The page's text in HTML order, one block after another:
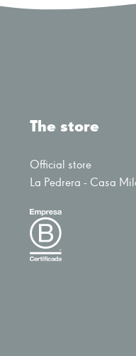
The store
Official store
La Pedrera - Casa